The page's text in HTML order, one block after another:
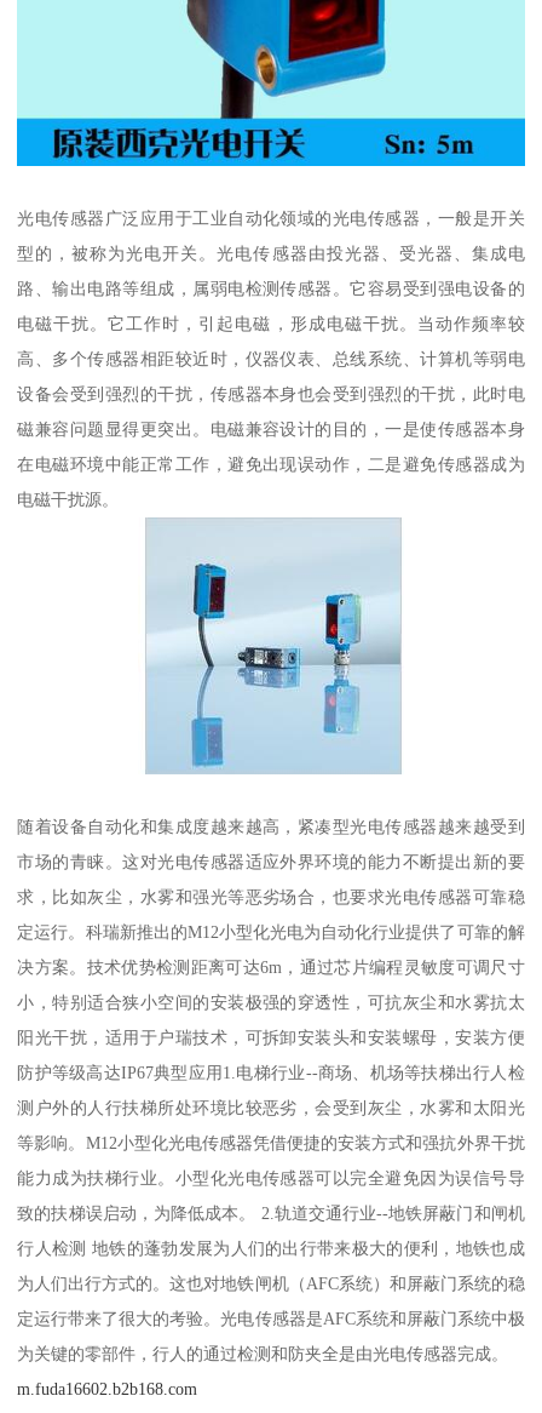
光电传感器广泛应用于工业自动化领域的光电传感器，一般是开关
型的，被称为光电开关。光电传感器由投光器、受光器、集成电
路、输出电路等组成，属弱电检测传感器。它容易受到强电设备的
电磁干扰。它工作时，引起电磁，形成电磁干扰。当动作频率较
高、多个传感器相距较近时，仪器仪表、总线系统、计算机等弱电
设备会受到强烈的干扰，传感器本身也会受到强烈的干扰，此时电
磁兼容问题显得更突出。电磁兼容设计的目的，一是使传感器本身
在电磁环境中能正常工作，避免出现误动作，二是避免传感器成为
电磁干扰源。
随着设备自动化和集成度越来越高，紧凑型光电传感器越来越受到
市场的青睐。这对光电传感器适应外界环境的能力不断提出新的要
求，比如灰尘，水雾和强光等恶劣场合，也要求光电传感器可靠稳
定运行。科瑞新推出的M12小型化光电为自动化行业提供了可靠的解
决方案。技术优势检测距离可达6m，通过芯片编程灵敏度可调尺寸
小，特别适合狭小空间的安装极强的穿透性，可抗灰尘和水雾抗太
阳光干扰，适用于户瑞技术，可拆卸安装头和安装螺母，安装方便
防护等级高达IP67典型应用1.电梯行业--商场、机场等扶梯出行人检
测户外的人行扶梯所处环境比较恶劣，会受到灰尘，水雾和太阳光
等影响。M12小型化光电传感器凭借便捷的安装方式和强抗外界干扰
能力成为扶梯行业。小型化光电传感器可以完全避免因为误信号导
致的扶梯误启动，为降低成本。 2.轨道交通行业--地铁屏蔽门和闸机
行人检测 地铁的蓬勃发展为人们的出行带来极大的便利，地铁也成
为人们出行方式的。这也对地铁闸机（AFC系统）和屏蔽门系统的稳
定运行带来了很大的考验。光电传感器是AFC系统和屏蔽门系统中极
为关键的零部件，行人的通过检测和防夹全是由光电传感器完成。
m.fuda16602.b2b168.com